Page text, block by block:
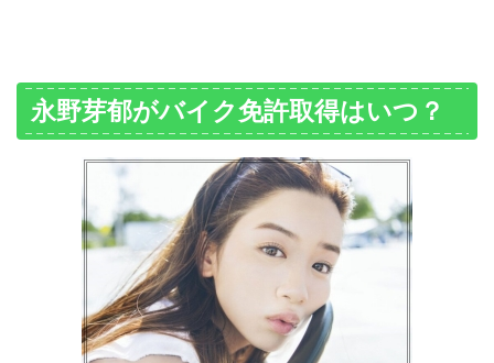
永野芽郁がバイク免許取得はいつ？